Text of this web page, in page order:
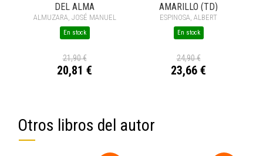
DEL ALMA
ALMUZARA, JOSÉ MANUEL
En stock
21,90 €
20,81 €
AMARILLO (TD)
ESPINOSA, ALBERT
En stock
24,90 €
23,66 €
Otros libros del autor